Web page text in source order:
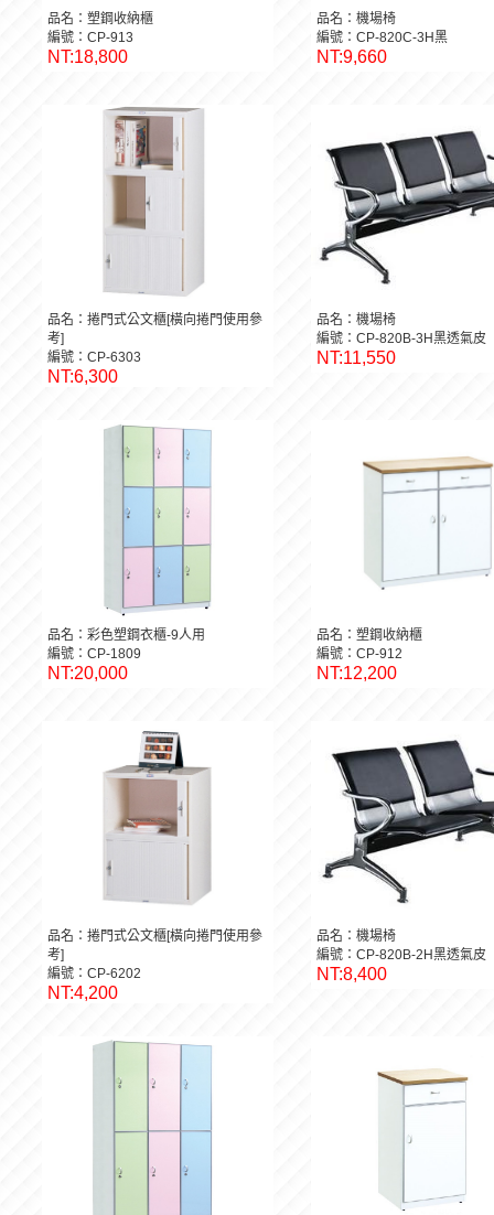
品名：塑鋼收納櫃
編號：CP-913
NT:18,800
品名：機場椅
編號：CP-820C-3H黑
NT:9,660
品名：捲門式公文櫃[橫向捲門使用參
考]
編號：CP-6303
NT:6,300
品名：機場椅
編號：CP-820B-3H黑透氣皮
NT:11,550
品名：彩色塑鋼衣櫃-9人用
編號：CP-1809
NT:20,000
品名：塑鋼收納櫃
編號：CP-912
NT:12,200
品名：捲門式公文櫃[橫向捲門使用參
考]
編號：CP-6202
NT:4,200
品名：機場椅
編號：CP-820B-2H黑透氣皮
NT:8,400